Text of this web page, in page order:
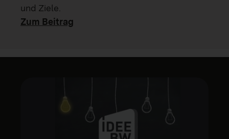
und Ziele.
Zum Beitrag